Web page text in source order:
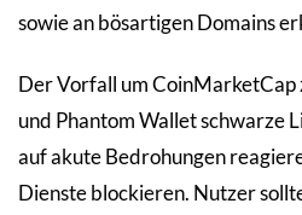
sowie an bösartigen Domains
Der Vorfall um CoinMarketCap
und Phantom Wallet schwarze
auf akute Bedrohungen
Dienste blockieren. Nutzer